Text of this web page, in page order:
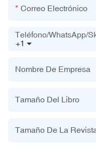
Correo Electrónico
+1
Teléfono/WhatsApp/
Nombre De Empresa
Tamaño Del Libro
Tamaño De La